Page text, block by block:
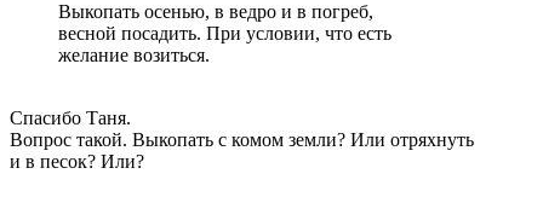
Выкопать осенью, в ведро и в погреб,
весной посадить. При условии, что есть
желание возиться.
Спасибо Таня.
Вопрос такой. Выкопать с комом земли? Или отряхнуть
и в песок? Или?